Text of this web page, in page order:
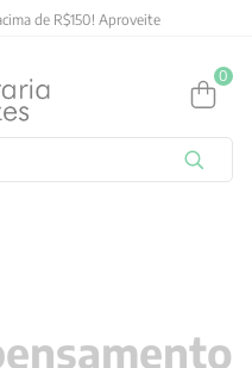
de R$150! Aproveite
0